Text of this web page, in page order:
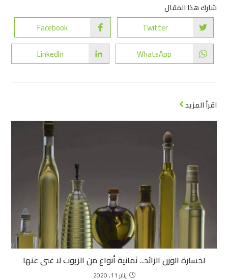
شارك هذا المقال
Twitter
Facebook
WhatsApp
LinkedIn
اقرأ المزيد
لخسارة الوزن الزائد.. ثمانية أنواع من الزيوت لا غنى عنها
يناير 11, 2020